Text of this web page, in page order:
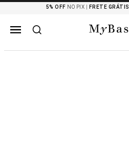
5% OFF NO PIX | FRETE GRÁTIS